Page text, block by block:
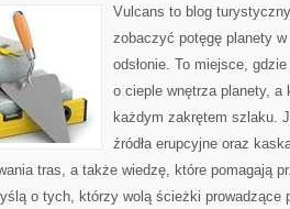
Vulcans to blog
zobaczyć potęgę planety
odsłonie. To miejsce,
o cieple wnętrza planety, a
każdym zakrętem szlaku.
źródła erupcyjne oraz
tras, a także wiedzę, które pomagają
o tych, którzy wolą ścieżki